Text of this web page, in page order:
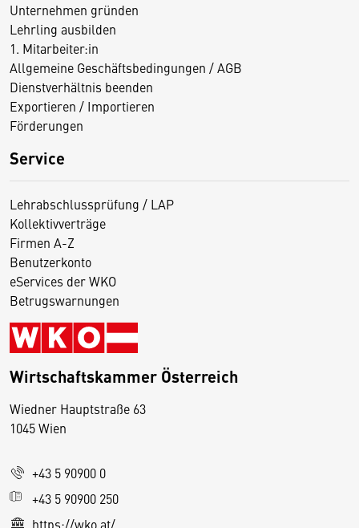
Unternehmen gründen
Lehrling ausbilden
1. Mitarbeiter:in
Allgemeine Geschäftsbedingungen / AGB
Dienstverhältnis beenden
Exportieren / Importieren
Förderungen
Service
Lehrabschlussprüfung / LAP
Kollektivverträge
Firmen A-Z
Benutzerkonto
eServices der WKO
Betrugswarnungen
Wirtschaftskammer Österreich
Wiedner Hauptstraße 63
1045 Wien
+43 5 90900 0
+43 5 90900 250
https://wko.at/
D
s
e
S